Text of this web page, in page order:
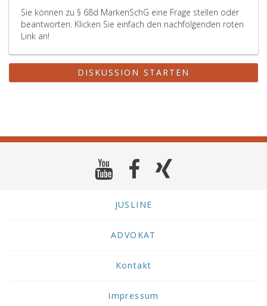
Sie können zu § 68d MarkenSchG eine Frage stellen oder
beantworten. Klicken Sie einfach den nachfolgenden roten
Link an!
DISKUSSION STARTEN
JUSLINE
ADVOKAT
Kontakt
Impressum